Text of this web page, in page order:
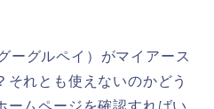
ーグルペイ）がマイアース
それとも使えないのかどう